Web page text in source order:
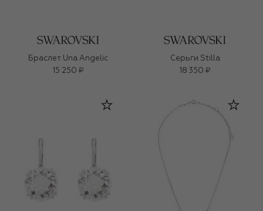
Браслет Una Angelic
15 250 ₽
Серьги Stilla
18 350 ₽